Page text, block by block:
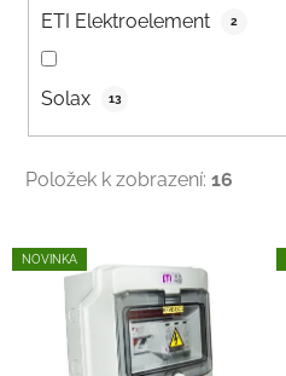
ETI Elektroelement 2
Solax 13
Položek k zobrazení: 16
V
ý
NOVINKA